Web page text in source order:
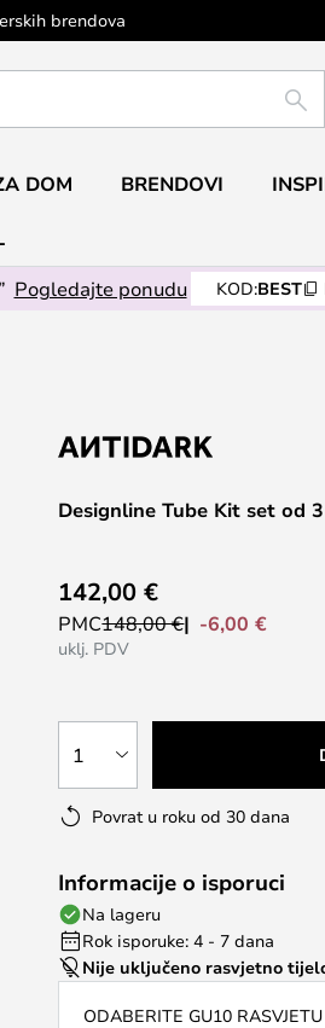
brendova
DOM BRENDOVI
Pogledajte ponudu KOD:BEST
Designline Tube Kit set od
142,00 €
PMC148,00 € -6,00 €
uklj. PDV
1
Povrat u roku od 30 dana
Informacije o isporuci
Na lageru
Rok isporuke: 4 - 7 dana
Nije uključeno rasvjetno
ODABERITE GU10 RASVJETU